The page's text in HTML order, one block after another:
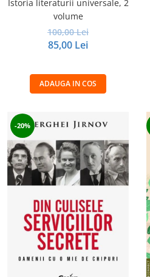
Istoria literaturii universale, 2
volume
100,00 Lei
85,00 Lei
ADAUGA IN COS
-20%